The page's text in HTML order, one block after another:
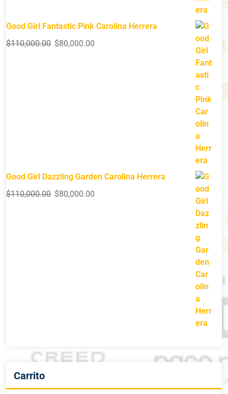
Good Girl Fantastic Pink Carolina Herrera
$110,000.00 $80,000.00
Good Girl Dazzling Garden Carolina Herrera
$110,000.00 $80,000.00
Carrito